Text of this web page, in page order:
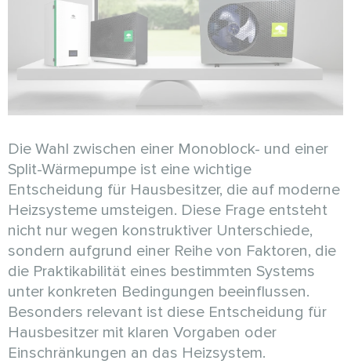
Die Wahl zwischen einer Monoblock- und einer
Split-Wärmepumpe ist eine wichtige
Entscheidung für Hausbesitzer, die auf moderne
Heizsysteme umsteigen. Diese Frage entsteht
nicht nur wegen konstruktiver Unterschiede,
sondern aufgrund einer Reihe von Faktoren, die
die Praktikabilität eines bestimmten Systems
unter konkreten Bedingungen beeinflussen.
Besonders relevant ist diese Entscheidung für
Hausbesitzer mit klaren Vorgaben oder
Einschränkungen an das Heizsystem.